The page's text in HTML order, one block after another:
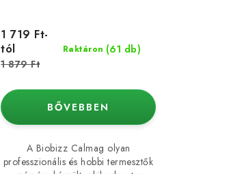
Raktáron (61 db)
1 719 Ft-
tól
1 879 Ft
BŐVEBBEN
A Biobizz Calmag olyan
professzionális és hobbi termesztők